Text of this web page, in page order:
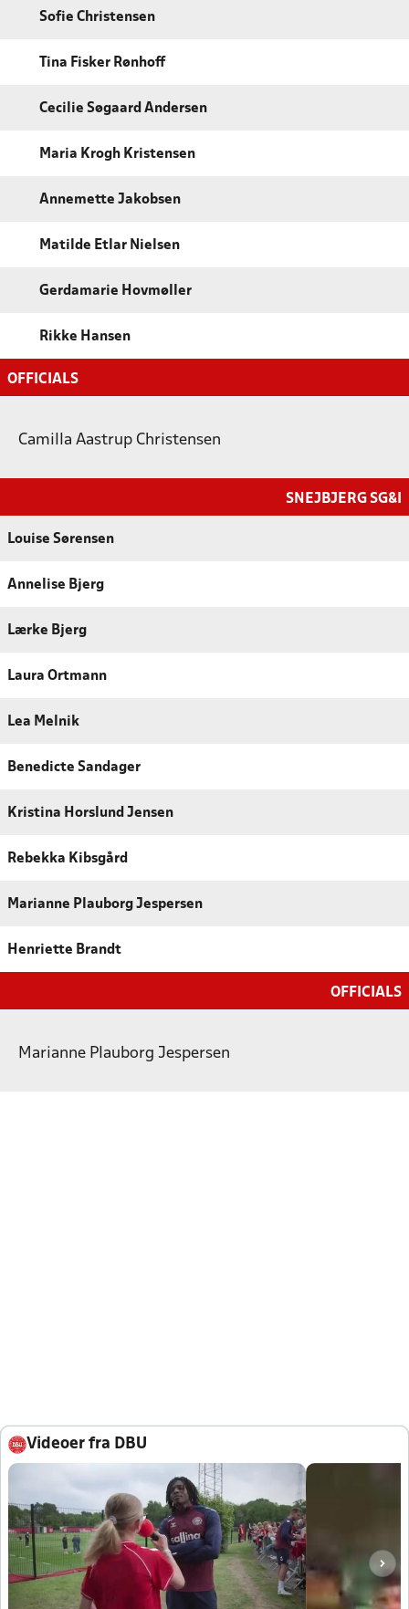
Sofie Christensen
Tina Fisker Rønhoff
Cecilie Søgaard Andersen
Maria Krogh Kristensen
Annemette Jakobsen
Matilde Etlar Nielsen
Gerdamarie Hovmøller
Rikke Hansen
OFFICIALS
Camilla Aastrup Christensen
SNEJBJERG SG&I
Louise Sørensen
Annelise Bjerg
Lærke Bjerg
Laura Ortmann
Lea Melnik
Benedicte Sandager
Kristina Horslund Jensen
Rebekka Kibsgård
Marianne Plauborg Jespersen
Henriette Brandt
OFFICIALS
Marianne Plauborg Jespersen
Videoer fra DBU